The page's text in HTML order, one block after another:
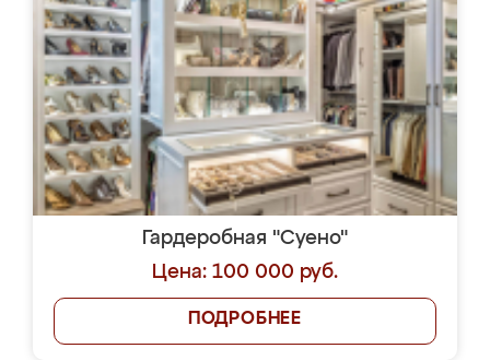
Гардеробная "Суено"
Цена: 100 000 руб.
ПОДРОБНЕЕ